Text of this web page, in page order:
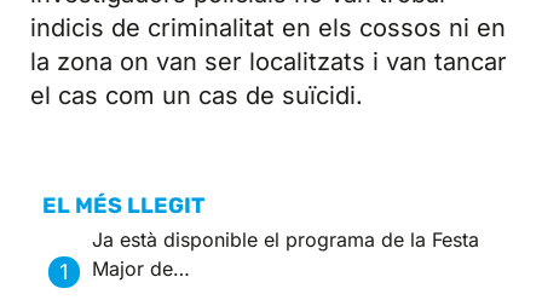
indicis de criminalitat en els cossos ni en
la zona on van ser localitzats i van tancar
el cas com un cas de suïcidi.
EL MÉS LLEGIT
Ja està disponible el programa de la Festa
Major de…